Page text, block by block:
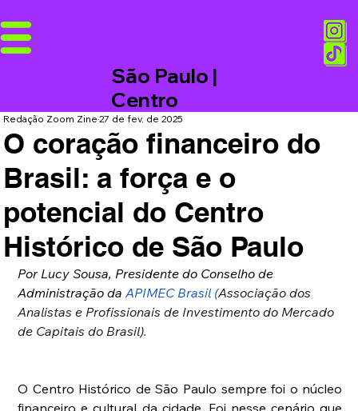
São Paulo |
Centro
O coração financeiro do
Brasil: a força e o
potencial do Centro
Histórico de São Paulo
Redação Zoom Zine27 de fev. de 2025
Por Lucy Sousa, Presidente do Conselho de
Administração da APIMEC Brasil (Associação dos
Analistas e Profissionais de Investimento do Mercado
de Capitais do Brasil).
O Centro Histórico de São Paulo sempre foi o núcleo